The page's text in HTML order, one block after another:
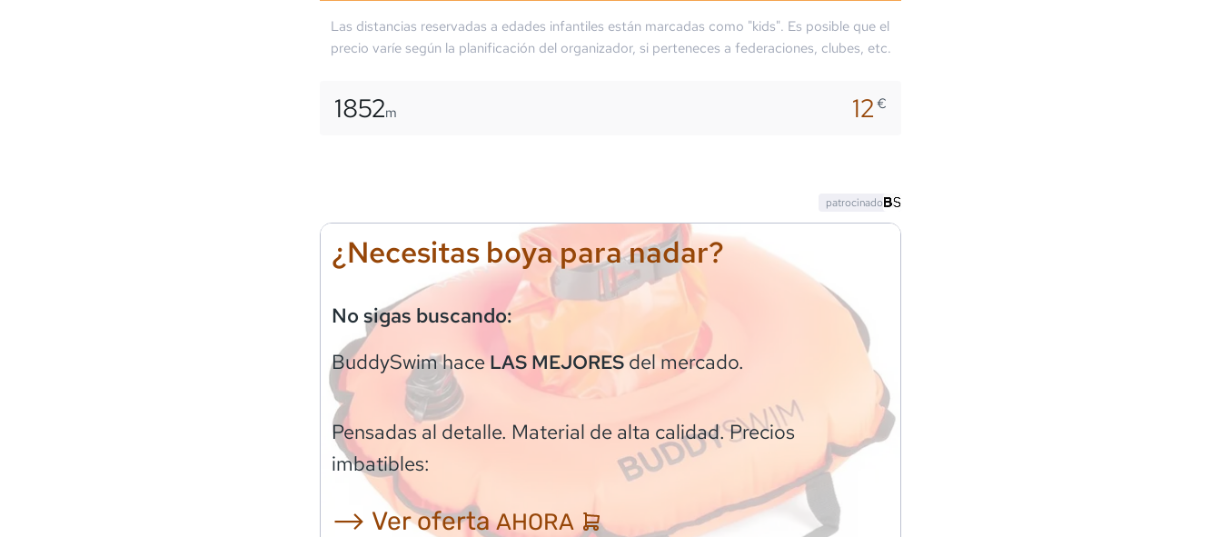
Las distancias reservadas a edades infantiles están marcadas como "kids". Es posible que el
precio varíe según la planificación del organizador, si perteneces a federaciones, clubes, etc.
1852m 12€
¿Necesitas boya para nadar?
No sigas buscando:
BuddySwimhaceLAS MEJORESdel mercado.
Pensadas al detalle. Material de alta calidad. Precios
imbatibles:
⟶ Ver ofertaAHORA
patrocinado